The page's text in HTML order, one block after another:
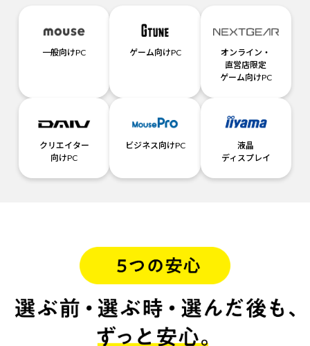
一般向けPC ゲーム向けPC
オンライン・
直営店限定
ゲーム向けPC
クリエイター
向けPC
ビジネス向けPC
液晶
ディスプレイ